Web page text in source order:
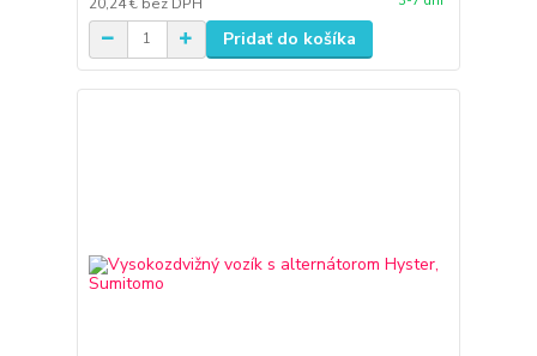
Pridať do košíka